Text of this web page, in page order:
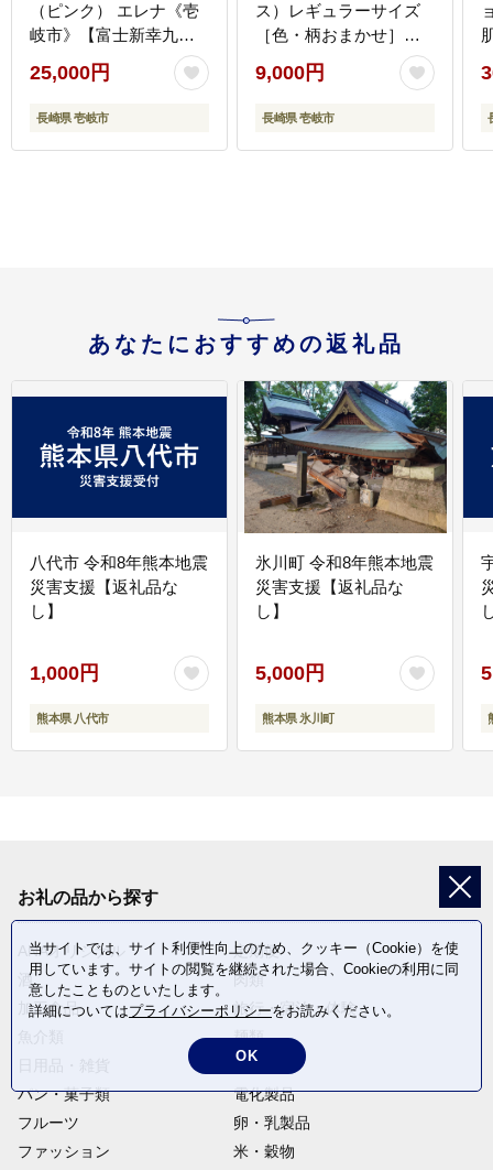
（ピンク） エレナ《壱
岐市》【富士新幸九
州】 [JDH062] 夏用 羽
毛 布団 掛け布団 ダウン
ダウンケット 羽毛 ふと
25000 25000円
25,000円
長崎県 壱岐市
ス）レギュラーサイズ
［色・柄おまかせ］
《壱岐市》【富士新幸
九州】寝具 [JDH117]
9,000円
長崎県 壱岐市
あなたにおすすめの返礼品
八代市 令和8年熊本地震
災害支援【返礼品な
し】
1,000円
熊本県 八代市
氷川町 令和8年熊本地震
災害支援【返礼品な
し】
5,000円
熊本県 氷川町
お礼の品から探す
ANAオリジナル
定期便
酒
肉類
加工食品
旅行・宿泊・体験
麺類
野菜
パン・菓子類
電化製品
フルーツ
卵・乳製品
ファッション
米・穀物
当サイトでは、サイト利便性向上のため、クッキー（Cookie）を使
用しています。サイトの閲覧を継続された場合、Cookieの利用に同
意したことものといたします。
詳細についてはプライバシーポリシーをお読みください。
OK